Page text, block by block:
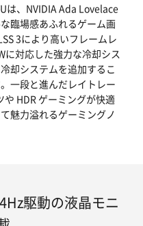
は、NVIDIA Ada Lovelace
臨場感あふれるゲーム画
3により高いフレームレ
に対応した強力な冷却シス
却システムを追加するこ
一段と進んだレイトレー
や HDR ゲーミングが快適
魅力溢れるゲーミングノ
駆動の液晶モニ